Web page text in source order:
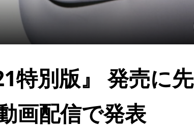
特別版』 発売に先
画配信で発表